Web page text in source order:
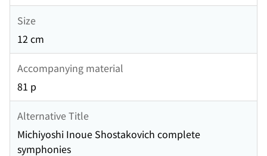
Size
12 cm
Accompanying material
81 p
Alternative Title
Michiyoshi Inoue Shostakovich complete
symphonies